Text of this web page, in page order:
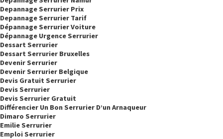
Depannage Serrurier Prix
Depannage Serrurier Tarif
Dépannage Serrurier Voiture
Dépannage Urgence Serrurier
Dessart Serrurier
Dessart Serrurier Bruxelles
Devenir Serrurier
Devenir Serrurier Belgique
Devis Gratuit Serrurier
Devis Serrurier
Devis Serrurier Gratuit
Différencier Un Bon Serrurier D’un Arnaqueur
Dimaro Serrurier
Emilie Serrurier
Emploi Serrurier